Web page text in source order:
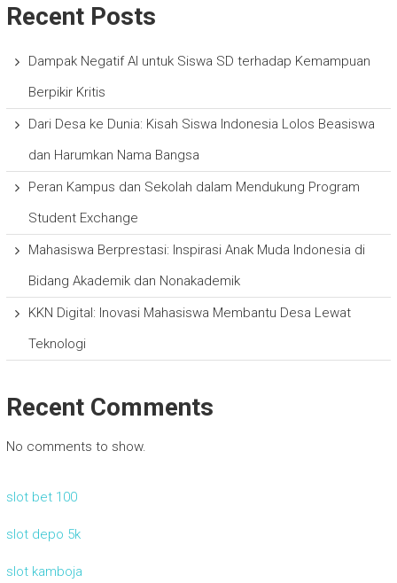
Recent Posts
Dampak Negatif AI untuk Siswa SD terhadap Kemampuan
Berpikir Kritis
Dari Desa ke Dunia: Kisah Siswa Indonesia Lolos Beasiswa
dan Harumkan Nama Bangsa
Peran Kampus dan Sekolah dalam Mendukung Program
Student Exchange
Mahasiswa Berprestasi: Inspirasi Anak Muda Indonesia di
Bidang Akademik dan Nonakademik
KKN Digital: Inovasi Mahasiswa Membantu Desa Lewat
Teknologi
Recent Comments
No comments to show.
slot bet 100
slot depo 5k
slot kamboja